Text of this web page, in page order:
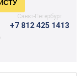
Санкт-Петербург
+7 812 425 1413